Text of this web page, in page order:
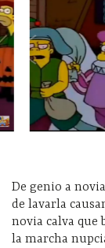
De genio a
de lavarla
novia calva que
la marcha